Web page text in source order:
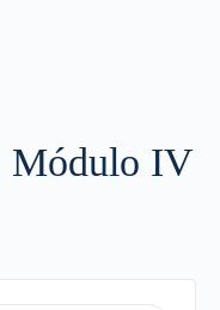
Módulo IV